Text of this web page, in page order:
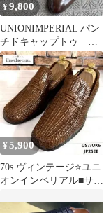
¥9,800
UNIONIMPERIAL パン
チドキャップトゥ ダ
ークブラウン
¥5,900
70s ヴィンテージ⭐️ユニ
オンインペリアル■サド
レチャート